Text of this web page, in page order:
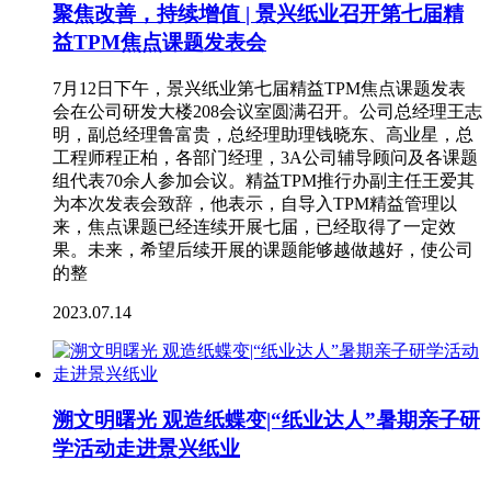
聚焦改善，持续增值 | 景兴纸业召开第七届精
益TPM焦点课题发表会
7月12日下午，景兴纸业第七届精益TPM焦点课题发表
会在公司研发大楼208会议室圆满召开。公司总经理王志
明，副总经理鲁富贵，总经理助理钱晓东、高业星，总
工程师程正柏，各部门经理，3A公司辅导顾问及各课题
组代表70余人参加会议。精益TPM推行办副主任王爱其
为本次发表会致辞，他表示，自导入TPM精益管理以
来，焦点课题已经连续开展七届，已经取得了一定效
果。未来，希望后续开展的课题能够越做越好，使公司
的整
2023.07.14
溯文明曙光 观造纸蝶变|“纸业达人”暑期亲子研
学活动走进景兴纸业